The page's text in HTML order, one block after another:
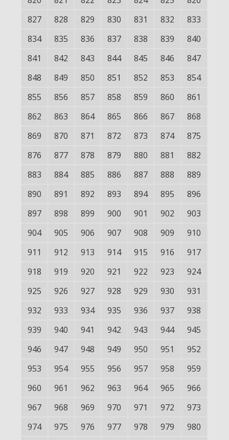
827
828 829 830 831 832
833
834
835 836 837 838 839
840
841
842 843 844 845 846
847
848
849 850 851 852 853
854
855
856 857 858 859 860
861
862
863 864 865 866 867
868
869
870 871 872 873 874
875
876
877 878 879 880 881
882
883
884 885 886 887 888
889
890
891 892 893 894 895
896
897
898 899 900 901 902
903
904
905 906 907 908 909
910
911
912 913 914 915 916
917
918
919 920 921 922 923
924
925
926 927 928 929 930
931
932
933 934 935 936 937
938
939
940 941 942 943 944
945
946
947 948 949 950 951
952
953
954 955 956 957 958
959
960
961 962 963 964 965
966
967
968 969 970 971 972
973
974
975 976 977 978 979
980